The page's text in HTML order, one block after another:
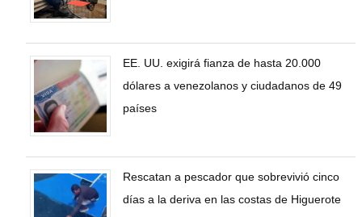
EE. UU. exigirá fianza de hasta 20.000
dólares a venezolanos y ciudadanos de 49
países
Rescatan a pescador que sobrevivió cinco
días a la deriva en las costas de Higuerote